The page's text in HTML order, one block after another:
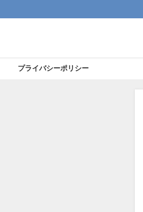
プライバシーポリシー